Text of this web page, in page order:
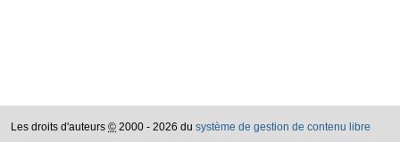
Les droits d'auteurs © 2000 - 2026 du système de gestion de contenu libre